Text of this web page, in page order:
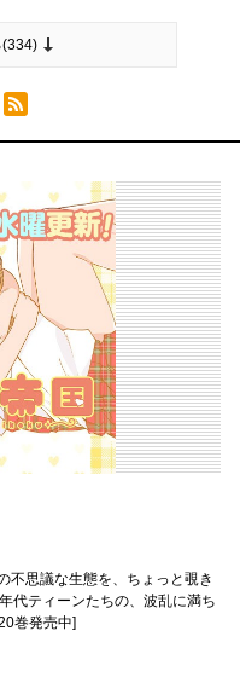
(334)
RSSフィード
不思議な生態を、ちょっと覗き
代ティーンたちの、波乱に満ち
巻発売中]